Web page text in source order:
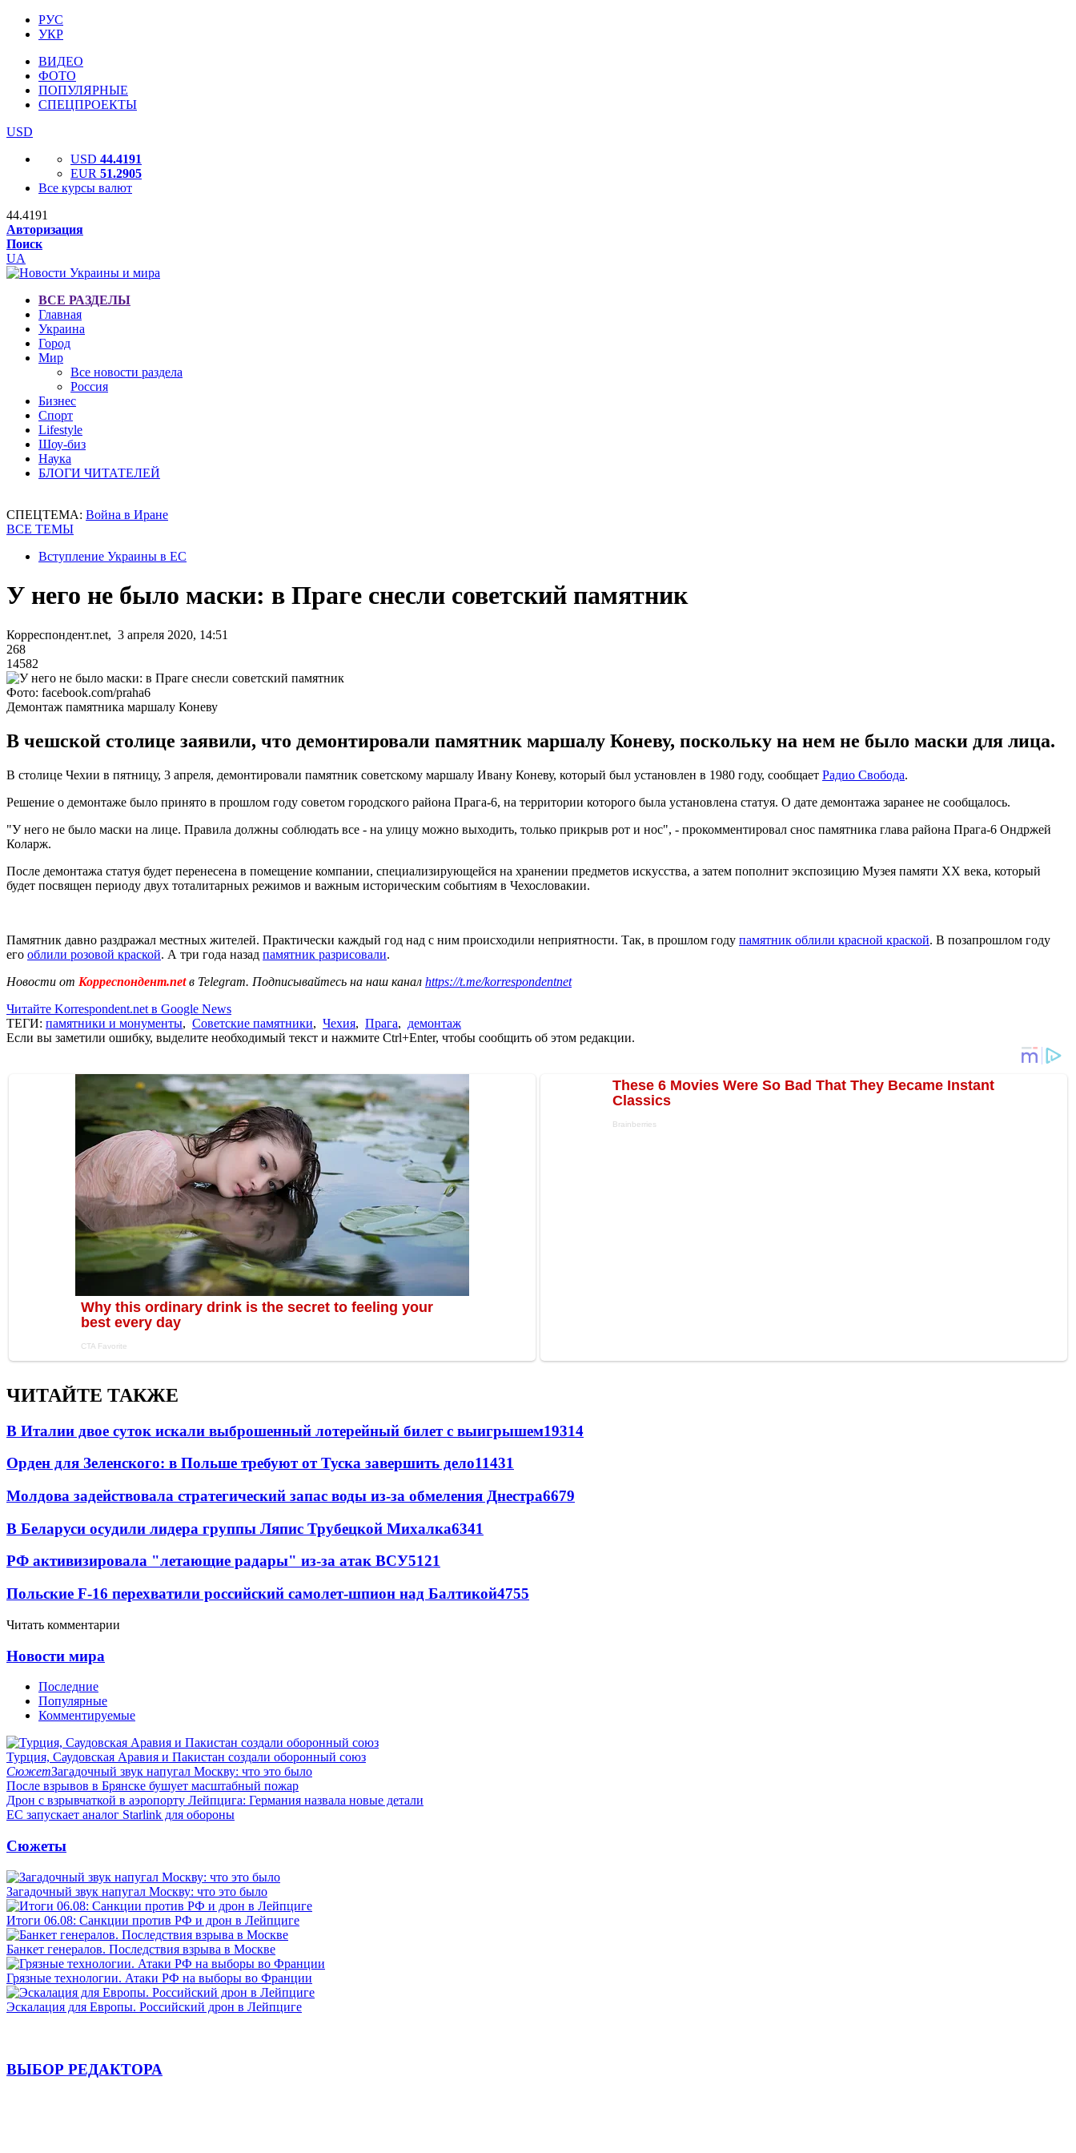
РУС
УКР
ВИДЕО
ФОТО
ПОПУЛЯРНЫЕ
СПЕЦПРОЕКТЫ
USD
USD 44.4191
EUR 51.2905
Все курсы валют
44.4191
Авторизация
Поиск
UA
ВСЕ РАЗДЕЛЫ
Главная
Украина
Город
Мир
Все новости раздела
Россия
Бизнес
Спорт
Lifestyle
Шоу-биз
Наука
БЛОГИ ЧИТАТЕЛЕЙ
СПЕЦТЕМА: Война в Иране
ВСЕ ТЕМЫ
Вступление Украины в ЕС
У него не было маски: в Праге снесли советский памятник
Корреспондент.net, 3 апреля 2020, 14:51
268
14582
Фото: facebook.com/praha6
Демонтаж памятника маршалу Коневу
В чешской столице заявили, что демонтировали памятник маршалу Коневу, поскольку на нем не было маски для лица.
В столице Чехии в пятницу, 3 апреля, демонтировали памятник советскому маршалу Ивану Коневу, который был установлен в 1980 году, сообщает Радио Свобода.
Решение о демонтаже было принято в прошлом году советом городского района Прага-6, на территории которого была установлена статуя. О дате демонтажа заранее не сообщалось.
"У него не было маски на лице. Правила должны соблюдать все - на улицу можно выходить, только прикрыв рот и нос", - прокомментировал снос памятника глава района Прага-6 Ондржей
Коларж.
После демонтажа статуя будет перенесена в помещение компании, специализирующейся на хранении предметов искусства, а затем пополнит экспозицию Музея памяти XX века, который
будет посвящен периоду двух тоталитарных режимов и важным историческим событиям в Чехословакии.
Памятник давно раздражал местных жителей. Практически каждый год над с ним происходили неприятности. Так, в прошлом году памятник облили красной краской. В позапрошлом году
его облили розовой краской. А три года назад памятник разрисовали.
Новости от Корреспондент.netв Telegram. Подписывайтесь на наш канал https://t.me/korrespondentnet
Читайте Korrespondent.net в Google News
ТЕГИ: памятники и монументы, Советские памятники, Чехия, Прага, демонтаж
Если вы заметили ошибку, выделите необходимый текст и нажмите Ctrl+Enter, чтобы сообщить об этом редакции.
ЧИТАЙТЕ ТАКЖЕ
В Италии двое суток искали выброшенный лотерейный билет с выигрышем19314
Орден для Зеленского: в Польше требуют от Туска завершить дело11431
Молдова задействовала стратегический запас воды из-за обмеления Днестра6679
В Беларуси осудили лидера группы Ляпис Трубецкой Михалка6341
РФ активизировала "летающие радары" из-за атак ВСУ5121
Польские F-16 перехватили российский самолет-шпион над Балтикой4755
Читать комментарии
Новости мира
Последние
Популярные
Комментируемые
Турция, Саудовская Аравия и Пакистан создали оборонный союз
СюжетЗагадочный звук напугал Москву: что это было
После взрывов в Брянске бушует масштабный пожар
Дрон с взрывчаткой в аэропорту Лейпцига: Германия назвала новые детали
ЕС запускает аналог Starlink для обороны
Сюжеты
Загадочный звук напугал Москву: что это было
Итоги 06.08: Санкции против РФ и дрон в Лейпциге
Банкет генералов. Последствия взрыва в Москве
Грязные технологии. Атаки РФ на выборы во Франции
Эскалация для Европы. Российский дрон в Лейпциге
ВЫБОР РЕДАКТОРА